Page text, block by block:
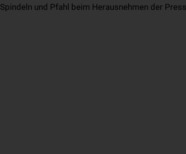
Spindeln und Pfahl beim Herausnehmen der